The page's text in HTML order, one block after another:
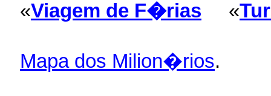
«Viagem de F�rias «
Mapa dos Milion�rios.